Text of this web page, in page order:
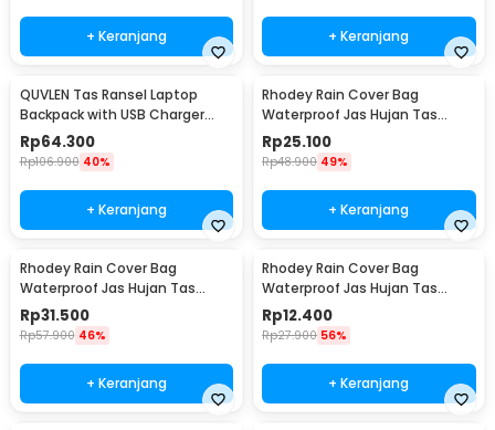
+ Keranjang + Keranjang
QUVLEN Tas Ransel Laptop
Backpack with USB Charger
Port - KC04
Rp64.300
Rp106.900 40%
+ Keranjang
Rhodey Rain Cover Bag
Waterproof Jas Hujan Tas
Ransel 60L - WB10
Rp25.100
Rp48.900 49%
+ Keranjang
Rhodey Rain Cover Bag
Waterproof Jas Hujan Tas
Ransel 80L - WB10
Rp31.500
Rp57.900 46%
+ Keranjang
Rhodey Rain Cover Bag
Waterproof Jas Hujan Tas
Ransel 35L - WB10
Rp12.400
Rp27.900 56%
+ Keranjang